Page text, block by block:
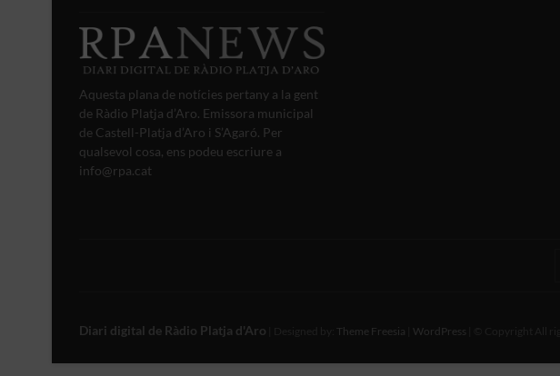
Aquesta plana de notícies pertany a la gent
de Ràdio Platja d’Aro. Emissora municipal
de Castell-Platja d’Aro i S’Agaró. Per
qualsevol cosa, ens podeu escriure a
info@rpa.cat
Diari digital de Ràdio Platja d'Aro Theme Freesia WordPress